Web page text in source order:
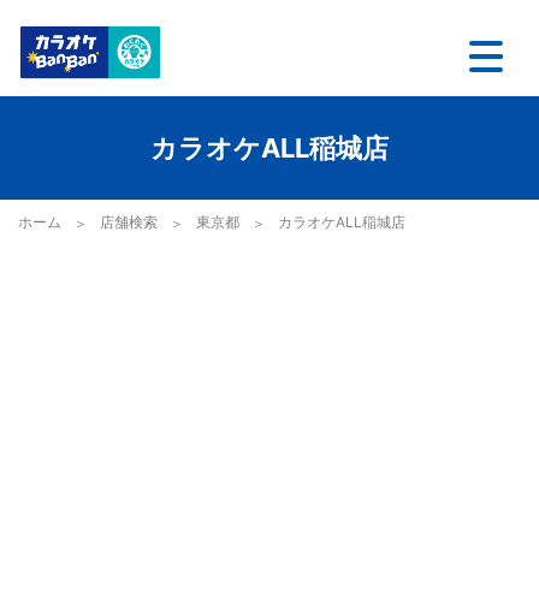
カラオケALL稲城店
ホーム 店舗検索 東京都 カラオケALL稲城店